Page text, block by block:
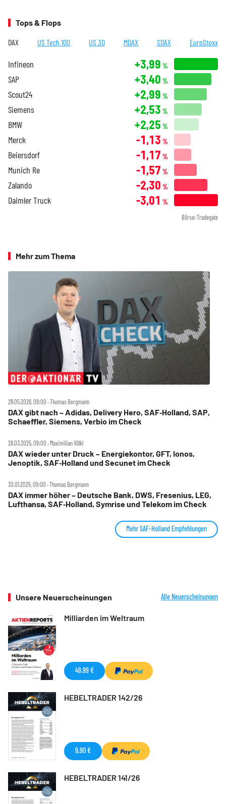
Tops & Flops
DAX US Tech 100 US 30 MDAX SDAX EuroStoxx
Infineon +3,99 %
SAP +3,40 %
Scout24 +2,99 %
Siemens +2,53 %
BMW +2,25 %
Merck -1,13 %
Beiersdorf -1,17 %
Munich Re -1,57 %
Zalando -2,30 %
Daimler Truck -3,01 %
Börse: Tradegate
Mehr zum Thema
28.05.2026, 09:00 ‧ Thomas Bergmann
DAX gibt nach – Adidas, Delivery Hero, SAF‑Holland, SAP,
Schaeffler, Siemens, Verbio im Check
28.03.2025, 09:00 ‧ Maximilian Völkl
DAX wieder unter Druck – Energiekontor, GFT, Ionos,
Jenoptik, SAF‑Holland und Secunet im Check
30.01.2025, 09:00 ‧ Thomas Bergmann
DAX immer höher – Deutsche Bank, DWS, Fresenius, LEG,
Lufthansa, SAF‑Holland, Symrise und Telekom im Check
Mehr SAF-Holland Empfehlungen
Unsere Neuerscheinungen Alle Neuerscheinungen
Milliarden im Weltraum
49,99 €
HEBELTRADER 142/26
9,90 €
HEBELTRADER 141/26